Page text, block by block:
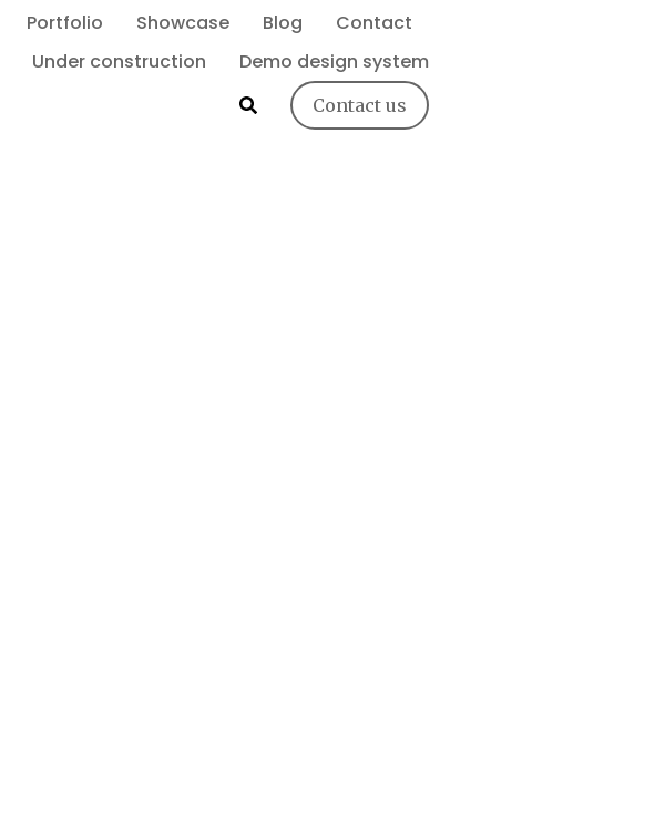
Portfolio Showcase Blog
Contact
Under construction Demo design system
Contact us